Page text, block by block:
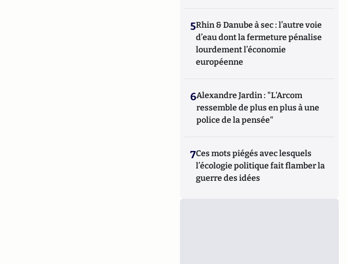
5Rhin & Danube à sec : l’autre voie
d’eau dont la fermeture pénalise
lourdement l’économie
européenne
6Alexandre Jardin : "L'Arcom
ressemble de plus en plus à une
police de la pensée"
7Ces mots piégés avec lesquels
l’écologie politique fait flamber la
guerre des idées